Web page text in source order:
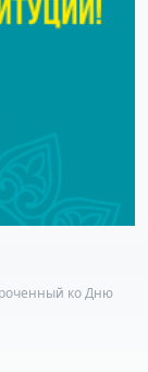
ко Дню